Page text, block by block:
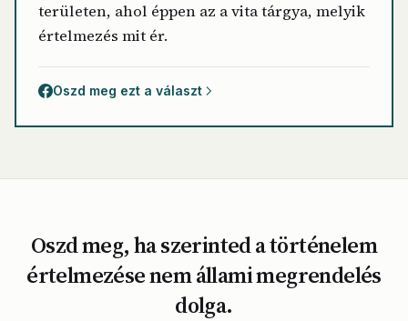
területen, ahol éppen az a vita tárgya, melyik
értelmezés mit ér.
Oszd meg ezt a választ
Oszd meg, ha szerinted a történelem
értelmezése nem állami megrendelés
dolga.